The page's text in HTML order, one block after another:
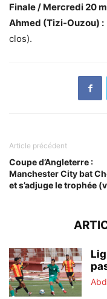
Finale / Mercredi 20
Ahmed (Tizi-Ouzou) :
clos).
Article précédent
Coupe d’Angleterre :
Manchester City bat
et s’adjuge le trophée